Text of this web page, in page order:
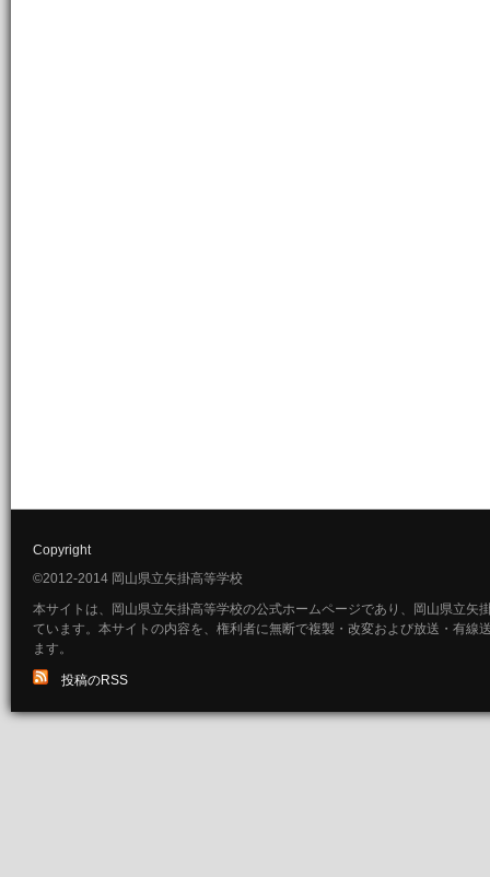
Copyright
©2012-2014 岡山県立矢掛高等学校
本サイトは、岡山県立矢掛高等学校の公式ホームページであり、岡山県立矢
ています。本サイトの内容を、権利者に無断で複製・改変および放送・有線
ます。
投稿のRSS